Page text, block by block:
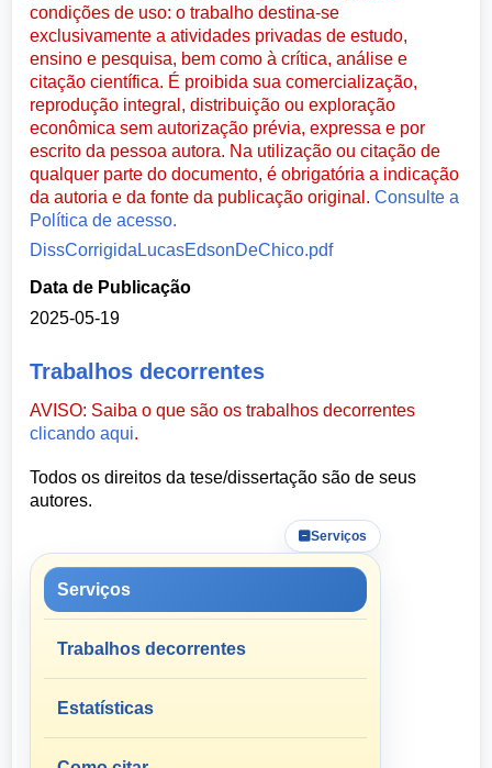
condições de uso: o trabalho destina-se
exclusivamente a atividades privadas de estudo,
ensino e pesquisa, bem como à crítica, análise e
citação científica. É proibida sua comercialização,
reprodução integral, distribuição ou exploração
econômica sem autorização prévia, expressa e por
escrito da pessoa autora. Na utilização ou citação de
qualquer parte do documento, é obrigatória a indicação
da autoria e da fonte da publicação original.Consulte a
Política de acesso.
DissCorrigidaLucasEdsonDeChico.pdf
Data de Publicação
2025-05-19
Trabalhos decorrentes
AVISO: Saiba o que são os trabalhos decorrentes
clicando aqui.
Todos os direitos da tese/dissertação são de seus
autores.
Serviços
Serviços
Trabalhos decorrentes
Estatísticas